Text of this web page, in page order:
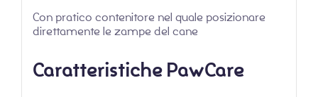
Con pratico contenitore nel quale posizionare
direttamente le zampe del cane
Caratteristiche PawCare